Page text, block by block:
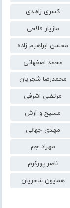
کسری زاهدی
مازیار فلاحی
محسن ابراهیم زاده
محمد اصفهانی
محمدرضا شجریان
مرتضی اشرفی
مسیح و آرش
مهدی جهانی
مهراد جم
ناصر پورکرم
همایون شجریان